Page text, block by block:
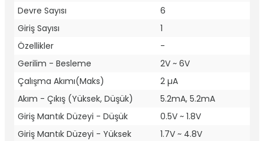
Devre Sayısı
6
Giriş Sayısı
1
Özellikler
-
Gerilim - Besleme
2V ~ 6V
Çalışma Akımı(Maks)
2 µA
Akım - Çıkış (Yüksek, Düşük)
5.2mA, 5.2mA
Giriş Mantık Düzeyi - Düşük
0.5V ~ 1.8V
Giriş Mantık Düzeyi - Yüksek
1.7V ~ 4.8V